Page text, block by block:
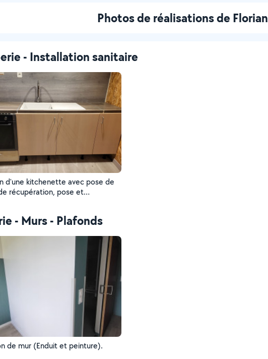
Photos de réalisations de
- Installation sanitaire
d'une kitchenette avec pose de
récupération, pose et
- Murs - Plafonds
de mur (Enduit et peinture).